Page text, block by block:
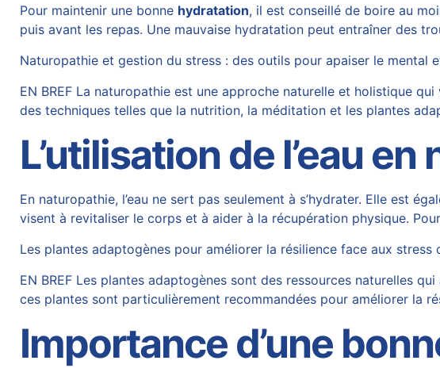
Pour maintenir une bonne hydratation, il est conseillé de boire au
puis avant les repas. Une mauvaise hydratation peut entraîner des
Naturopathie et gestion du stress : des outils pour apaiser le mental
EN BREF La naturopathie est une approche naturelle et holistique
des techniques telles que la nutrition, la méditation et les plantes
L’utilisation de l’eau
En naturopathie, l’eau ne sert pas seulement à s’hydrater. Elle est
visent à revitaliser le corps et à aider à la récupération physique.
Les plantes adaptogènes pour améliorer la résilience face aux stress
EN BREF Les plantes adaptogènes sont des ressources naturelles
ces plantes sont particulièrement recommandées pour améliorer la
Importance d’une